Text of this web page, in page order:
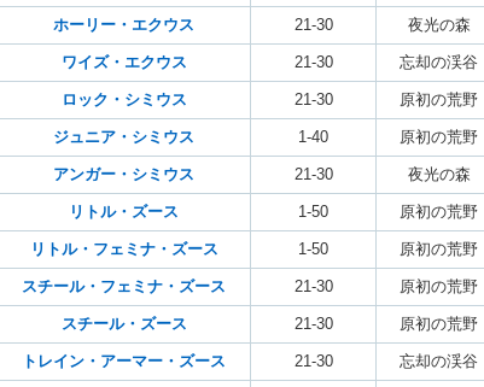
ホーリー・エクウス 21-30 夜光の森
ワイズ・エクウス 21-30 忘却の渓谷
ロック・シミウス 21-30 原初の荒野
ジュニア・シミウス 1-40 原初の荒野
アンガー・シミウス 21-30 夜光の森
リトル・ズース 1-50 原初の荒野
リトル・フェミナ・ズース 1-50 原初の荒野
スチール・フェミナ・ズース 21-30 原初の荒野
スチール・ズース 21-30 原初の荒野
トレイン・アーマー・ズース 21-30 忘却の渓谷